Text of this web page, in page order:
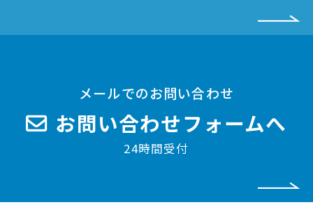
メールでのお問い合わせ
お問い合わせフォームへ
24時間受付